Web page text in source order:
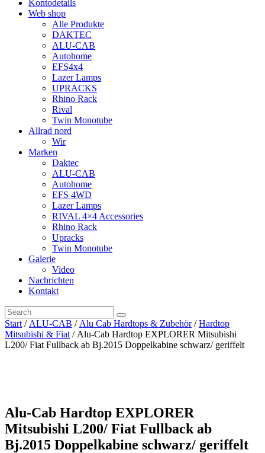
Kontodetails
Web shop
Alle Produkte
DAKTEC
ALU-CAB
Autohome
EFS4x4
Lazer Lamps
UPRACKS
Rhino Rack
Rival
Twin Monotube
Allrad nord
Wir
Marken
Daktec
ALU-CAB
Autohome
EFS 4WD
Lazer Lamps
RIVAL 4×4 Accessories
Rhino Rack
Upracks
Twin Monotube
Galerie
Video
Nachrichten
Kontakt
Start / ALU-CAB / Alu Cab Hardtops & Zubehör/Hardtop
Mitsubishi & Fiat / Alu-Cab Hardtop EXPLORER Mitsubishi
L200/ Fiat Fullback ab Bj.2015 Doppelkabine schwarz/ geriffelt
Alu-Cab Hardtop EXPLORER
Mitsubishi L200/ Fiat Fullback ab
Bj.2015 Doppelkabine schwarz/ geriffelt